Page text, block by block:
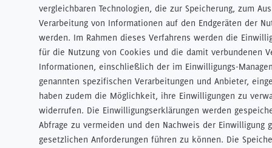
vergleichbaren Technologien, die zur Speicherung, zum
Verarbeitung von Informationen auf den Endgeräten der
werden. Im Rahmen dieses Verfahrens werden die
für die Nutzung von Cookies und die damit verbundenen
Informationen, einschließlich der im Einwilligungs-
genannten spezifischen Verarbeitungen und Anbieter,
haben zudem die Möglichkeit, ihre Einwilligungen zu
widerrufen. Die Einwilligungserklärungen werden
Abfrage zu vermeiden und den Nachweis der Einwilligung
gesetzlichen Anforderungen führen zu können. Die